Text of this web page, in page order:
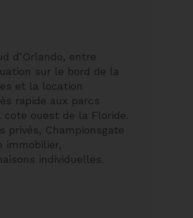
d’Orlando, entre
sur le bord de la
et la location
rapide aux parcs
ouest de la Floride.
privés, Championsgate
immobilier,
individuelles.